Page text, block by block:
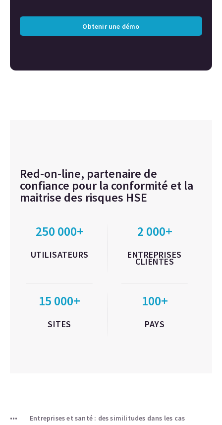
Obtenir une démo
Red-on-line, partenaire de
confiance pour la conformité et la
maitrise des risques HSE
250 000+
UTILISATEURS
2 000+
ENTREPRISES
CLIENTES
15 000+
SITES
100+
PAYS
Entreprises et santé : des similitudes dans les cas